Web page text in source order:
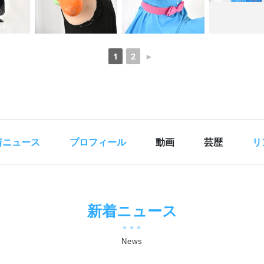
1 2 ►
ュース プロフィール 動画 芸歴
新着ニュース
News